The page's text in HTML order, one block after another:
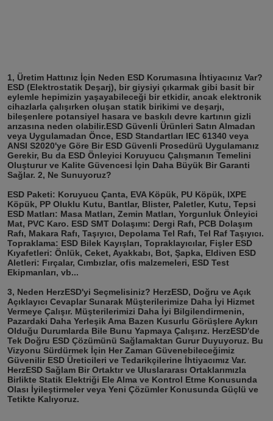
1, Üretim Hattınız İçin Neden ESD Korumasına İhtiyacınız Var?
ESD (Elektrostatik Deşarj), bir giysiyi çıkarmak gibi basit bir
eylemle hepimizin yaşayabileceği bir etkidir, ancak elektronik
cihazlarla çalışırken oluşan statik birikimi ve deşarjı,
bileşenlere potansiyel hasara ve baskılı devre kartının gizli
arızasına neden olabilir.ESD Güvenli Ürünleri Satın Almadan
veya Uygulamadan Önce, ESD Standartları IEC 61340 veya
ANSI S2020'ye Göre Bir ESD Güvenli Prosedürü Uygulamanız
Gerekir, Bu da ESD Önleyici Koruyucu Çalışmanın Temelini
Oluşturur ve Kalite Güvencesi İçin Daha Büyük Bir Garanti
Sağlar. 2, Ne Sunuyoruz?
ESD Paketi: Koruyucu Çanta, EVA Köpük, PU Köpük, IXPE
Köpük, PP Oluklu Kutu, Bantlar, Blister, Paletler, Kutu, Tepsi
ESD Matları: Masa Matları, Zemin Matları, Yorgunluk Önleyici
Mat, PVC Karo. ESD SMT Dolaşımı: Dergi Rafı, PCB Dolaşım
Rafı, Makara Rafı, Taşıyıcı, Depolama Tel Rafı, Tel Raf Taşıyıcı.
Topraklama: ESD Bilek Kayışları, Topraklayıcılar, Fişler ESD
Kıyafetleri: Önlük, Ceket, Ayakkabı, Bot, Şapka, Eldiven ESD
Aletleri: Fırçalar, Cımbızlar, ofis malzemeleri, ESD Test
Ekipmanları, vb...
3, Neden HerzESD'yi Seçmelisiniz? HerzESD, Doğru ve Açık
Açıklayıcı Cevaplar Sunarak Müşterilerimize Daha İyi Hizmet
Vermeye Çalışır. Müşterilerimizi Daha İyi Bilgilendirmenin,
Pazardaki Daha Yerleşik Ama Bazen Kusurlu Görüşlere Aykırı
Olduğu Durumlarda Bile Bunu Yapmaya Çalışırız. HerzESD'de
Tek Doğru ESD Çözümünü Sağlamaktan Gurur Duyuyoruz. Bu
Vizyonu Sürdürmek İçin Her Zaman Güvenebileceğimiz
Güvenilir ESD Üreticileri ve Tedarikçilerine İhtiyacımız Var.
HerzESD Sağlam Bir Ortaktır ve Uluslararası Ortaklarımızla
Birlikte Statik Elektriği Ele Alma ve Kontrol Etme Konusunda
Olası İyileştirmeler veya Yeni Çözümler Konusunda Güçlü ve
Tetikte Kalıyoruz.